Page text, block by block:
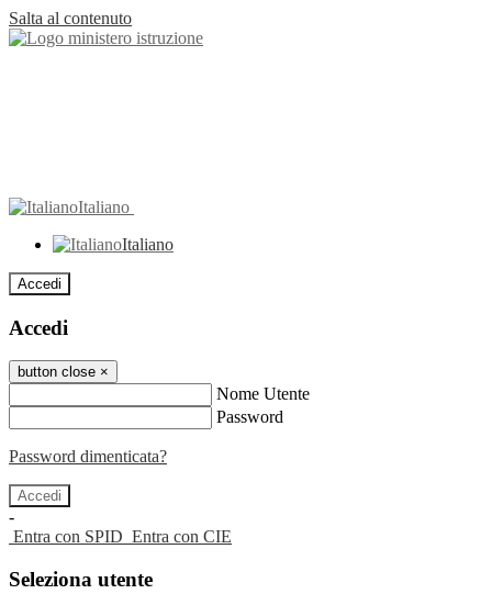
Salta al contenuto
Italiano
Italiano
Accedi
Accedi
button close ×
Nome Utente
Password
Password dimenticata?
-
Entra con SPID Entra con CIE
Seleziona utente